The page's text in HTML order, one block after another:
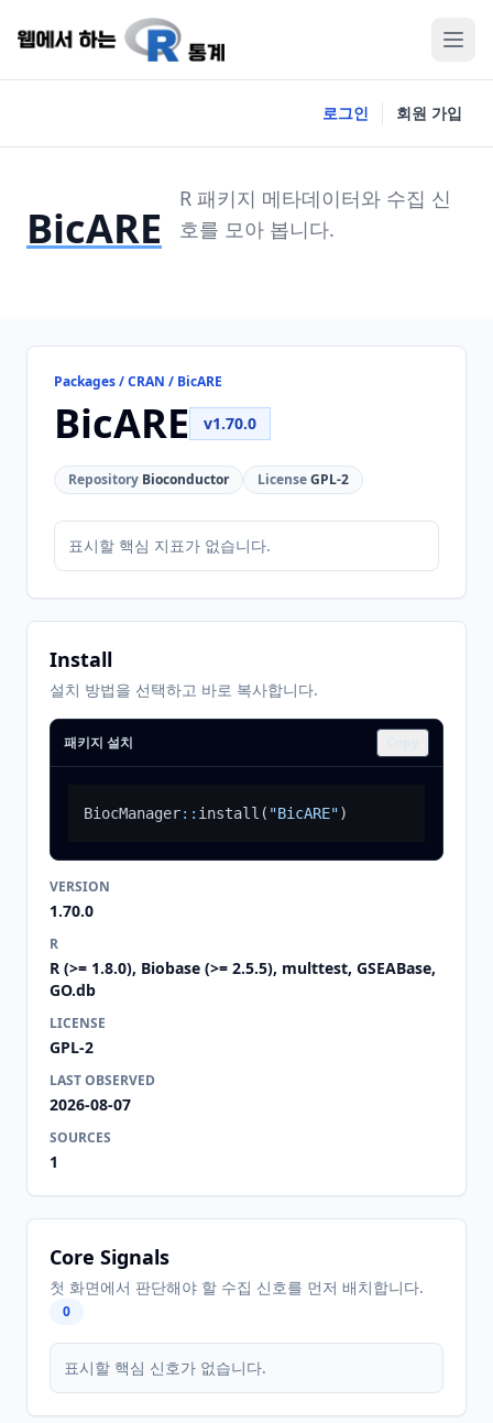
로그인 회원 가입
BicARE
R 패키지 메타데이터와 수집 신
호를 모아 봅니다.
Packages / CRAN / BicARE
BicARE v1.70.0
Repository Bioconductor LicenseGPL-2
표시할 핵심 지표가 없습니다.
Install
설치 방법을 선택하고 바로 복사합니다.
패키지 설치
BiocManager:: install ( "BicARE")
VERSION
1.70.0
R
R (>= 1.8.0), Biobase (>= 2.5.5), multtest, GSEABase,
GO.db
LICENSE
GPL-2
LAST OBSERVED
2026-08-07
SOURCES
1
Core Signals
첫 화면에서 판단해야 할 수집 신호를 먼저 배치합니다.
0
표시할 핵심 신호가 없습니다.